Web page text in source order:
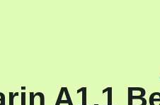
A1.1